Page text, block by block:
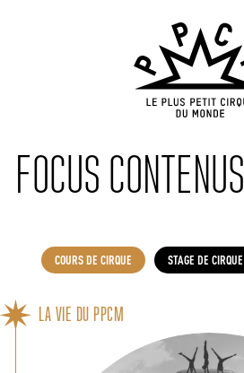
FOCUS CONTENUS
COURS DE CIRQUE STAGE DE CIRQUE
LA VIE DU PPCM